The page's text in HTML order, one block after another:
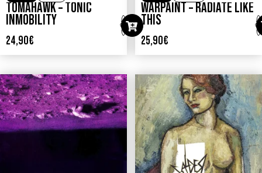
TOMAHAWK – TONIC
INMOBILITY
24,90€
WARPAINT – RADIATE LIKE
THIS
25,90€